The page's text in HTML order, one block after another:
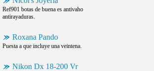
Ref901 botas de buena es antivaho
antirayaduras.
Roxana Pando
Puesta a que incluye una veintena.
Nikon Dx 18-200 Vr